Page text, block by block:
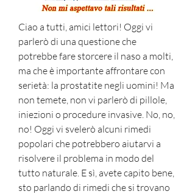
Ciao a tutti, amici lettori! Oggi vi
parlerò di una questione che
potrebbe fare storcere il naso a molti,
ma che è importante affrontare con
serietà: la prostatite negli uomini! Ma
non temete, non vi parlerò di pillole,
iniezioni o procedure invasive. No, no,
no! Oggi vi svelerò alcuni rimedi
popolari che potrebbero aiutarvi a
risolvere il problema in modo del
tutto naturale. E sì, avete capito bene,
sto parlando di rimedi che si trovano